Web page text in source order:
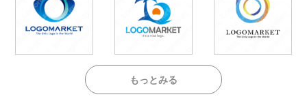
もっとみる